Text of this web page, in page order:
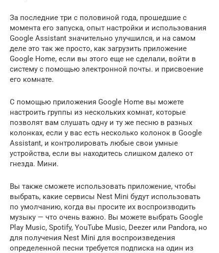
За последние три с половиной года, прошедшие с
момента его запуска, опыт настройки и использования
Google Assistant значительно улучшился, и на самом
деле это так же просто, как загрузить приложение
Google Home, если вы этого еще не сделали, войти в
систему с помощью электронной почты. и присвоение
его комнате.
С помощью приложения Google Home вы можете
настроить группы из нескольких комнат, которые
позволят вам слушать одну и ту же песню в разных
колонках, если у вас есть несколько колонок в Google
Assistant, и контролировать любые свои умные
устройства, если вы находитесь слишком далеко от
гнезда. Мини.
Вы также сможете использовать приложение, чтобы
выбрать, какие сервисы Nest Mini будут использовать
по умолчанию, когда вы просите их воспроизводить
музыку — что очень важно. Вы можете выбрать Google
Play Music, Spotify, YouTube Music, Deezer или Pandora, но
для получения Nest Mini для воспроизведения
определенной песни требуется подписка на один из